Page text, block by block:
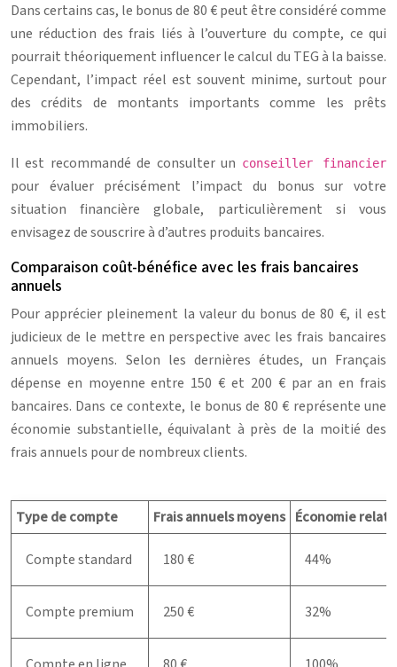
Dans certains cas, le bonus de 80 € peut être considéré comme
une réduction des frais liés à l’ouverture du compte, ce qui
pourrait théoriquement influencer le calcul du TEG à la baisse.
Cependant, l’impact réel est souvent minime, surtout pour
des crédits de montants importants comme les prêts
immobiliers.
Il est recommandé de consulter un conseiller financier
pour évaluer précisément l’impact du bonus sur votre
situation financière globale, particulièrement si vous
envisagez de souscrire à d’autres produits bancaires.
Comparaison coût-bénéfice avec les frais bancaires
annuels
Pour apprécier pleinement la valeur du bonus de 80 €, il est
judicieux de le mettre en perspective avec les frais bancaires
annuels moyens. Selon les dernières études, un Français
dépense en moyenne entre 150 € et 200 € par an en frais
bancaires. Dans ce contexte, le bonus de 80 € représente une
économie substantielle, équivalant à près de la moitié des
frais annuels pour de nombreux clients.
Type de compte Frais annuels moyens Économie
Compte standard 180 € 44%
Compte premium 250 € 32%